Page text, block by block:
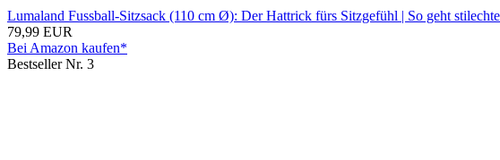
Lumaland Fussball-Sitzsack (110 cm Ø): Der Hattrick fürs Sitzgefühl | So geht
79,99 EUR
Bei Amazon kaufen*
Bestseller Nr. 3